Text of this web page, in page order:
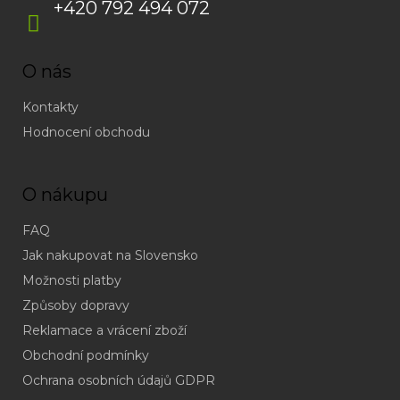
+420 792 494 072
O nás
Kontakty
Hodnocení obchodu
O nákupu
FAQ
Jak nakupovat na Slovensko
Možnosti platby
Způsoby dopravy
Reklamace a vrácení zboží
Obchodní podmínky
Ochrana osobních údajů GDPR
(odpověď
do